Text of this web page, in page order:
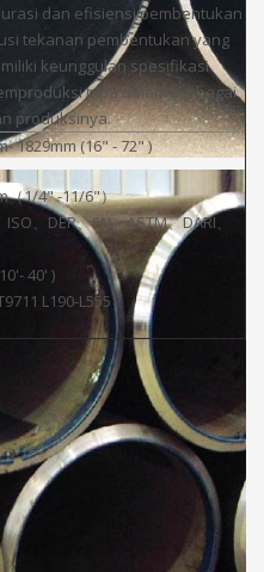
dan efisiensi pembentukan
tekanan pembentukan yang
keunggulan spesifikasi
pipa dalam berbagai
produksinya.
1829mm (16" - 72" )
（1/4" -11/6"）
、DEP、EN、ASTM、DARI、
40' )
L190-L555